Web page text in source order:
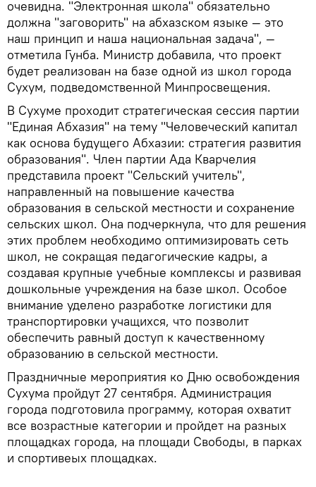
очевидна. "Электронная школа" обязательно
должна "заговорить" на абхазском языке — это
наш принцип и наша национальная задача", —
отметила Гунба. Министр добавила, что проект
будет реализован на базе одной из школ города
Сухум, подведомственной Минпросвещения.
В Сухуме проходит стратегическая сессия партии
"Единая Абхазия" на тему "Человеческий капитал
как основа будущего Абхазии: стратегия развития
образования". Член партии Ада Кварчелия
представила проект "Сельский учитель",
направленный на повышение качества
образования в сельской местности и сохранение
сельских школ. Она подчеркнула, что для решения
этих проблем необходимо оптимизировать сеть
школ, не сокращая педагогические кадры, а
создавая крупные учебные комплексы и развивая
дошкольные учреждения на базе школ. Особое
внимание уделено разработке логистики для
транспортировки учащихся, что позволит
обеспечить равный доступ к качественному
образованию в сельской местности.
Праздничные мероприятия ко Дню освобождения
Сухума пройдут 27 сентября. Администрация
города подготовила программу, которая охватит
все возрастные категории и пройдет на разных
площадках города, на площади Свободы, в парках
и спортивеых площадках.